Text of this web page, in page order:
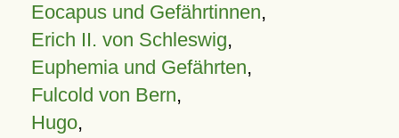
Eocapus und Gefährtinnen,
Erich II. von Schleswig,
Euphemia und Gefährten,
Fulcold von Bern,
Hugo,